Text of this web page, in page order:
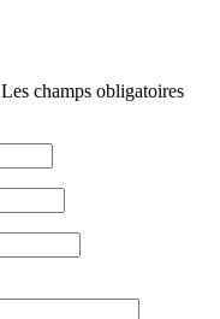
Les champs obligatoires